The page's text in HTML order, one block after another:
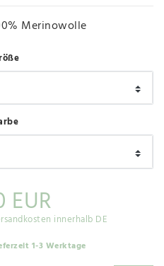
Merinowolle
EURinnerhalb DE
1-3 Werktage